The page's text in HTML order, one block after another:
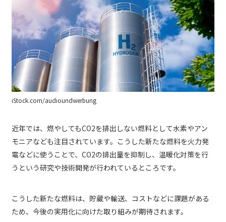
iStock.com/audioundwerbung
近年では、燃やしてもCO2を排出しない燃料として水素やアン
モニアなども注目されています。こうした新たな燃料を火力発
電などに使うことで、CO2の排出量を抑制し、温暖化対策を行
うという研究や技術開発が行われているところです。
こうした新たな燃料は、貯蔵や輸送、コストなどに課題がある
ため、今後の実用化に向けた取り組みが期待されます。